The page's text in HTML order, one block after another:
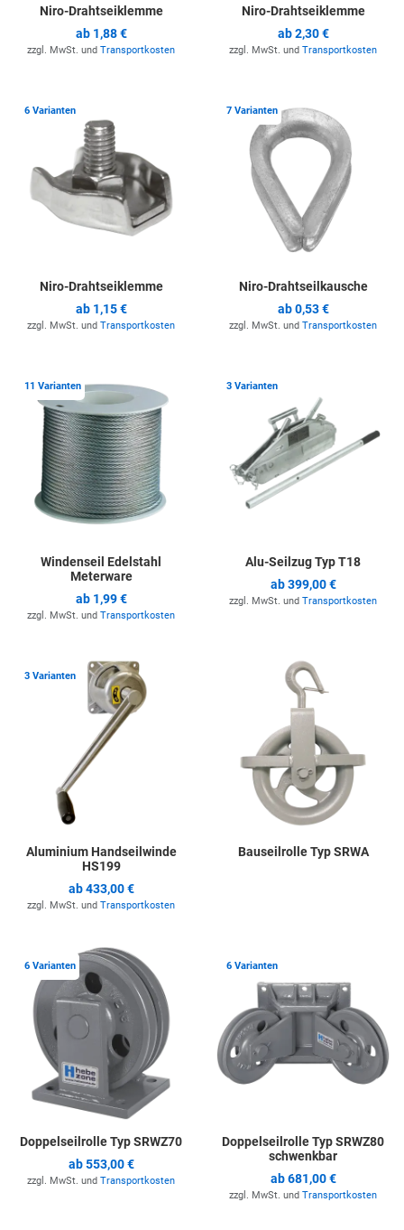
Niro-Drahtseiklemme
ab 1,88 €
zzgl. MwSt. und Transportkosten
Niro-Drahtseiklemme
ab2,30 €
zzgl. MwSt. und Transportkosten
6 Varianten Zur Merkliste hinzufügen
Niro-Drahtseiklemme
ab 1,15 €
zzgl. MwSt. und Transportkosten
7 Varianten
Niro-Drahtseilkausche
ab0,53 €
zzgl. MwSt. und Transportkosten
11 Varianten Zur Merkliste hinzufügen
Windenseil Edelstahl
Meterware
ab 1,99 €
zzgl. MwSt. und Transportkosten
3 Varianten
Alu-Seilzug Typ T18
ab399,00 €
zzgl. MwSt. und Transportkosten
3 Varianten Zur Merkliste hinzufügen
Aluminium Handseilwinde
HS199
ab433,00 €
zzgl. MwSt. und Transportkosten
Bauseilrolle Typ SRWA
6 Varianten Zur Merkliste hinzufügen
Doppelseilrolle Typ SRWZ70
ab553,00 €
zzgl. MwSt. und Transportkosten
6 Varianten
Doppelseilrolle Typ SRWZ80
schwenkbar
ab681,00 €
zzgl. MwSt. und Transportkosten